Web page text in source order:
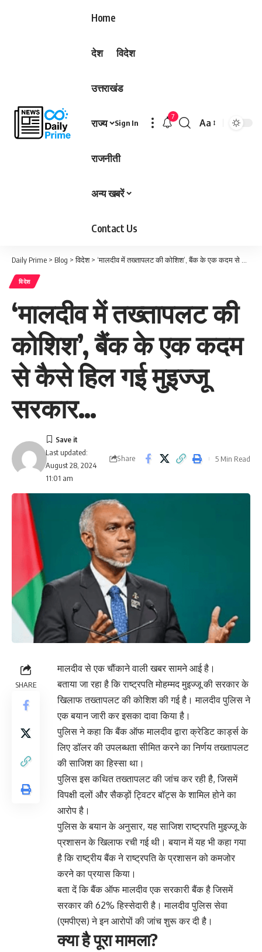
Home
देश विदेश
उत्तराखंड
राज्य
राजनीती
अन्य खबरें
Contact Us
Sign In
7
Font
Aa
Daily Prime > Blog >विदेश> ‘मालदीव में तख्तापलट की कोशिश’, बैंक के एक कदम से कैसे हिल गई मुइज्जू सरकार…
विदेश
‘मालदीव में तख्तापलट की
कोशिश’, बैंक के एक कदम
से कैसे हिल गई मुइज्जू
सरकार…
Last updated:
August 28, 2024
11:01 am
Share 5 Min Read
SHARE
मालदीव से एक चौंकाने वाली खबर सामने आई है।
बताया जा रहा है कि राष्ट्रपति मोहम्मद मुइज्जू की सरकार के
खिलाफ तख्तापलट की कोशिश की गई है। मालदीव पुलिस ने
एक बयान जारी कर इसका दावा किया है।
पुलिस ने कहा कि बैंक ऑफ मालदीव द्वारा क्रेडिट कार्ड्स के
लिए डॉलर की उपलब्धता सीमित करने का निर्णय तख्तापलट
की साजिश का हिस्सा था।
पुलिस इस कथित तख्तापलट की जांच कर रही है, जिसमें
विपक्षी दलों और सैकड़ों ट्विटर बॉट्स के शामिल होने का
आरोप है।
पुलिस के बयान के अनुसार, यह साजिश राष्ट्रपति मुइज्जू के
प्रशासन के खिलाफ रची गई थी। बयान में यह भी कहा गया
है कि राष्ट्रीय बैंक ने राष्ट्रपति के प्रशासन को कमजोर
करने का प्रयास किया।
बता दें कि बैंक ऑफ मालदीव एक सरकारी बैंक है जिसमें
सरकार की 62% हिस्सेदारी है। मालदीव पुलिस सेवा
(एमपीएस) ने इन आरोपों की जांच शुरू कर दी है।
क्या है पूरा मामला?